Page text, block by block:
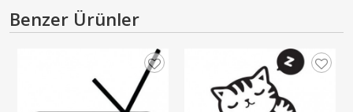
Benzer Ürünler